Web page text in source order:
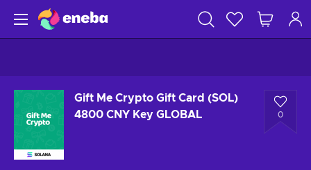
Gift Me Crypto Gift Card (SOL)
4800 CNY Key GLOBAL
0